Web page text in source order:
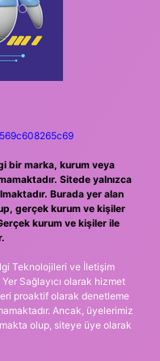
bir marka, kurum veya
Sitede yalnızca
Burada yer alan
gerçek kurum ve kişiler
kurum ve kişiler ile
Teknolojileri ve İletişim
Sağlayıcı olarak hizmet
proaktif olarak denetleme
Ancak, üyelerimiz
olup, siteye üye olarak